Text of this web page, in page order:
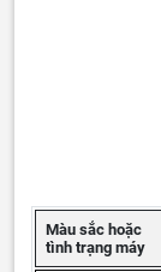
Màu sắc hoặc
tình trạng máy